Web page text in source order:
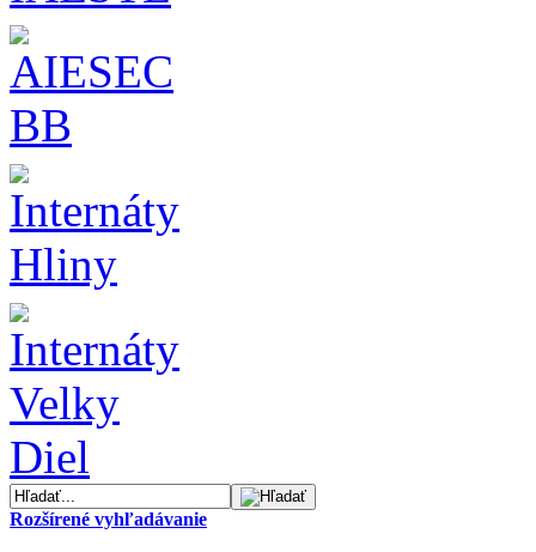
Rozšírené vyhľadávanie